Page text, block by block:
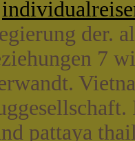
der.
7
pattaya